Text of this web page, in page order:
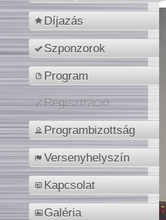
Díjazás
Szponzorok
Program
Regisztráció
Programbizottság
Versenyhelyszín
Kapcsolat
Galéria